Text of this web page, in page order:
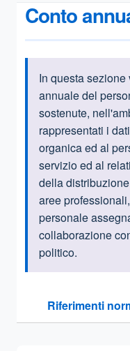
Conto
In questa
annuale del
sostenute,
rappresentati i
organica ed al
servizio ed al
della
aree
personale
collaborazione
politico.
Riferimenti
Sezione compressa